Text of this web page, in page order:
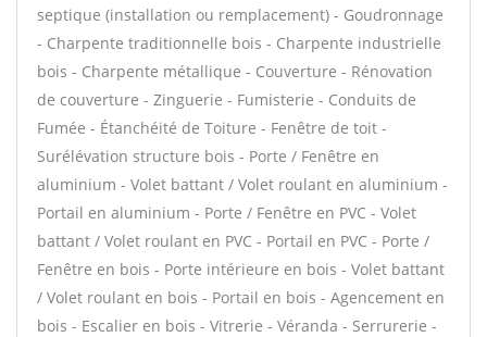
septique (installation ou remplacement) - Goudronnage
- Charpente traditionnelle bois - Charpente industrielle
bois - Charpente métallique - Couverture - Rénovation
de couverture - Zinguerie - Fumisterie - Conduits de
Fumée - Étanchéité de Toiture - Fenêtre de toit -
Surélévation structure bois - Porte / Fenêtre en
aluminium - Volet battant / Volet roulant en aluminium -
Portail en aluminium - Porte / Fenêtre en PVC - Volet
battant / Volet roulant en PVC - Portail en PVC - Porte /
Fenêtre en bois - Porte intérieure en bois - Volet battant
/ Volet roulant en bois - Portail en bois - Agencement en
bois - Escalier en bois - Vitrerie - Véranda - Serrurerie -